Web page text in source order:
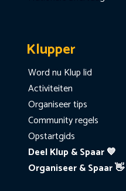
Klupper
Word nu Klup lid
Activiteiten
Organiseer tips
Community regels
Opstartgids
Deel Klup & Spaar 💙
Organiseer & Spaar 👋